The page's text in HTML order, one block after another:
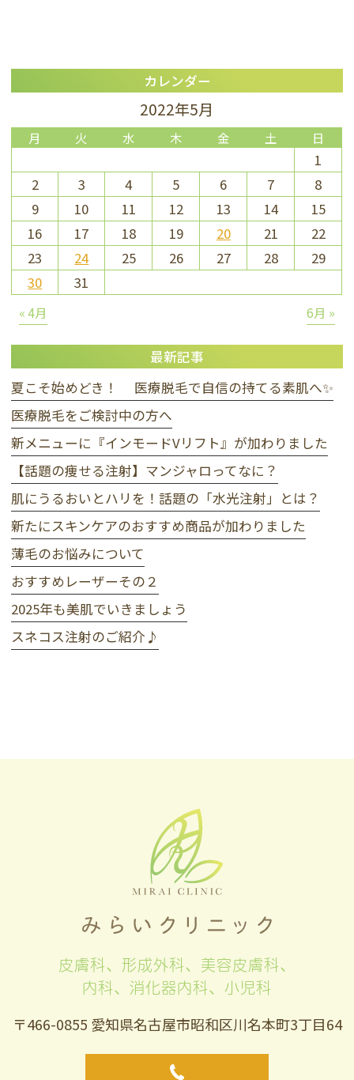
カレンダー
2022年5月
月 火 水 木 金 土 日
1
2
3 4 5 6 7
8
9
10 11 12 13 14
15
16
17 18 19 20 21
22
23
24 25 26 27 28
29
30
31
« 4月 6月 »
最新記事
夏こそ始めどき！ 医療脱毛で自信の持てる素肌へ✨
医療脱毛をご検討中の方へ
新メニューに『インモードVリフト』が加わりました
【話題の痩せる注射】マンジャロってなに？
肌にうるおいとハリを！話題の「水光注射」とは？
新たにスキンケアのおすすめ商品が加わりました
薄毛のお悩みについて
おすすめレーザーその２
2025年も美肌でいきましょう
スネコス注射のご紹介♪
皮膚科、形成外科、美容皮膚科、
内科、消化器内科、小児科
〒466-0855 愛知県名古屋市昭和区川名本町3丁目64